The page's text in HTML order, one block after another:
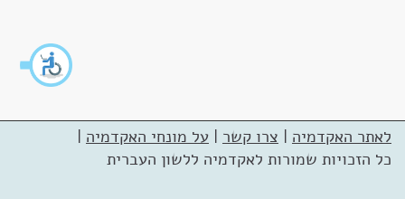
לאתר האקדמיה | צרו קשר | על מונחי האקדמיה |
כל הזכויות שמורות לאקדמיה ללשון העברית